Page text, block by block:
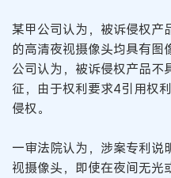
某甲公司认为，被诉侵权产
的高清夜视摄像头均具有图
公司认为，被诉侵权产品不
征，由于权利要求4引用权
侵权。
一审法院认为，涉案专利说
视摄像头，即使在夜间无光